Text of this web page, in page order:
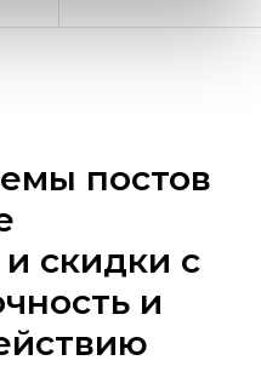
постов
скидки с
и